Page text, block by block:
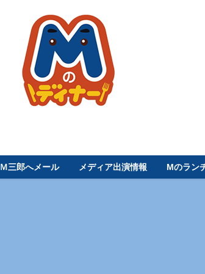
Ｍ三郎へメール メディア出演情報 Mのラン